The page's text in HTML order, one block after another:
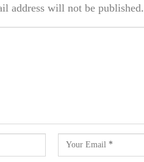
address will not be published.